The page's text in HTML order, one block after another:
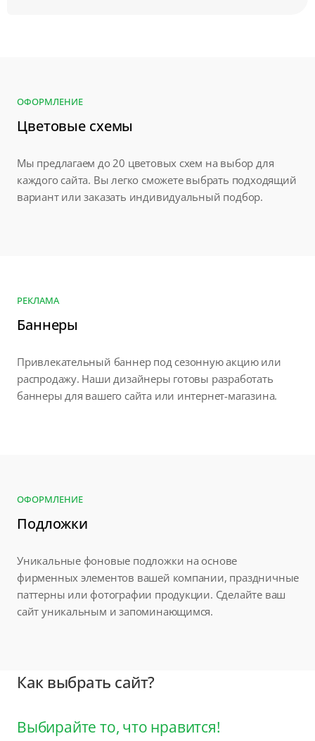
ОФОРМЛЕНИЕ
Цветовые схемы
Мы предлагаем до 20 цветовых схем на выбор для
каждого сайта. Вы легко сможете выбрать подходящий
вариант или заказать индивидуальный подбор.
РЕКЛАМА
Баннеры
Привлекательный баннер под сезонную акцию или
распродажу. Наши дизайнеры готовы разработать
баннеры для вашего сайта или интернет-магазина.
ОФОРМЛЕНИЕ
Подложки
Уникальные фоновые подложки на основе
фирменных элементов вашей компании, праздничные
паттерны или фотографии продукции. Сделайте ваш
сайт уникальным и запоминающимся.
Как выбрать сайт?
Выбирайте то, что нравится!